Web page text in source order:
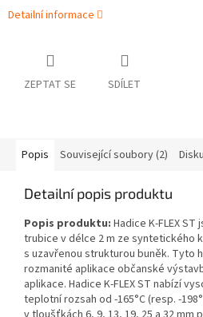
Detailní informace
ZEPTAT SE SDÍLET
Popis Související soubory (2)
Detailní popis produktu
Popis produktu: Hadice K‑FLEX
trubice v délce 2 m ze syntetického
s uzavřenou strukturou buněk. Tyto
rozmanité aplikace občanské
aplikace. Hadice K‑FLEX ST nabízí
teplotní rozsah od ‑165°C (resp.